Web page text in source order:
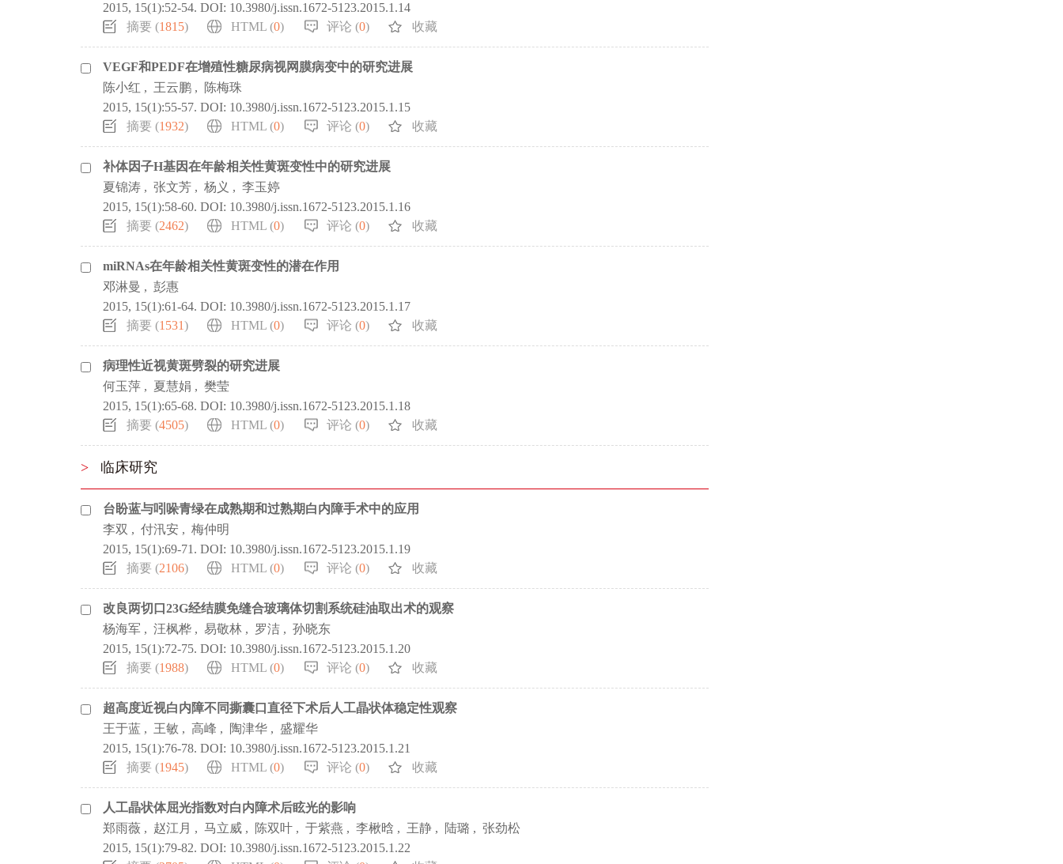
2015, 15(1):52-54. DOI: 10.3980/j.issn.1672-5123.2015.1.14
摘要 (1815) HTML (0) 评论 (0) 收藏
VEGF和PEDF在增殖性糖尿病视网膜病变中的研究进展
陈小红 , 王云鹏 ,
陈梅珠
2015, 15(1):55-57. DOI: 10.3980/j.issn.1672-5123.2015.1.15
摘要 (1932) HTML (0) 评论 (0) 收藏
补体因子H基因在年龄相关性黄斑变性中的研究进展
夏锦涛 , 张文芳 , 杨义 , 李玉婷
2015, 15(1):58-60. DOI: 10.3980/j.issn.1672-5123.2015.1.16
摘要 (2462) HTML (0) 评论 (0) 收藏
miRNAs在年龄相关性黄斑变性的潜在作用
邓淋曼 , 彭惠
2015, 15(1):61-64. DOI: 10.3980/j.issn.1672-5123.2015.1.17
摘要 (1531) HTML (0) 评论 (0) 收藏
病理性近视黄斑劈裂的研究进展
何玉萍 , 夏慧娟 , 樊莹
2015, 15(1):65-68. DOI: 10.3980/j.issn.1672-5123.2015.1.18
摘要 (4505) HTML (0) 评论 (0) 收藏
> 临床研究
台盼蓝与吲哚青绿在成熟期和过熟期白内障手术中的应用
李双 , 付汛安 , 梅仲明
2015, 15(1):69-71. DOI: 10.3980/j.issn.1672-5123.2015.1.19
摘要 (2106) HTML (0) 评论 (0) 收藏
改良两切口23G经结膜免缝合玻璃体切割系统硅油取出术的观察
杨海军 , 汪枫桦 , 易敬林 , 罗洁 , 孙晓东
2015, 15(1):72-75. DOI: 10.3980/j.issn.1672-5123.2015.1.20
摘要 (1988) HTML (0) 评论 (0) 收藏
超高度近视白内障不同撕囊口直径下术后人工晶状体稳定性观察
王于蓝 , 王敏 , 高峰 , 陶津华 , 盛耀华
2015, 15(1):76-78. DOI: 10.3980/j.issn.1672-5123.2015.1.21
摘要 (1945) HTML (0) 评论 (0) 收藏
人工晶状体屈光指数对白内障术后眩光的影响
郑雨薇 , 赵江月 , 马立威 , 陈双叶 , 于紫燕 , 李楸晗 , 王静 , 陆璐 , 张劲松
2015, 15(1):79-82. DOI: 10.3980/j.issn.1672-5123.2015.1.22